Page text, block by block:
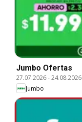
Jumbo Ofertas
27.07.2026-24.08.2026
Jumbo